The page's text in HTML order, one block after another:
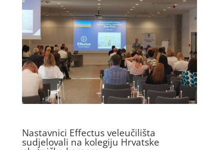
Nastavnici Effectus veleučilišta
sudjelovali na kolegiju Hrvatske